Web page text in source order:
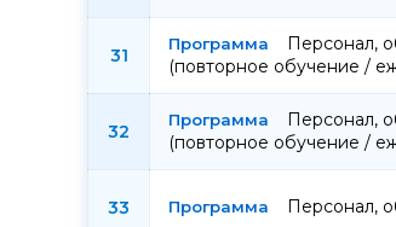
31
Персонал,
(повторное обучение /
32
Персонал,
(повторное обучение /
33 Персонал,